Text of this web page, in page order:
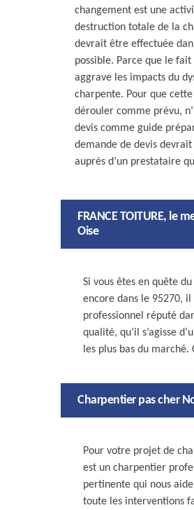
changement est une
destruction totale de la
devrait être effectuée
possible. Parce que le
aggrave les impacts du
charpente. Pour que
dérouler comme prévu,
devis comme guide
demande de devis
auprès d’un prestataire
FRANCE TOITURE, le
Oise
Si vous êtes en quête
encore dans le 95270, il
professionnel réputé
qualité, qu’il s’agisse
les plus bas du
Charpentier pas cher
Pour votre projet de
est un charpentier
pertinente qui nous
toute les interventions